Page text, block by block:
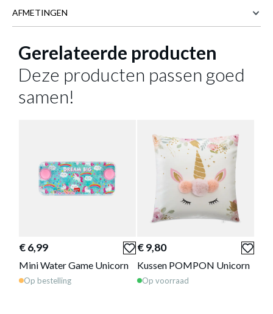
AFMETINGEN
BREEDTE 140 cm
200 cm
Meer afmetingen
Gerelateerde producten
Deze producten passen goed
samen!
€ 6,99
Mini Water Game Unicorn
Op bestelling
€ 9,80
Kussen POMPON Unicorn
Op voorraad
Bedtextiel UNICORN Roze
BEDTEXTIEL UNICORN ROZE